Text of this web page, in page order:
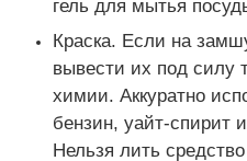
гель для мытья
Краска. Если на
вывести их под силу
химии. Аккуратно
бензин, уайт-спирит
Нельзя лить